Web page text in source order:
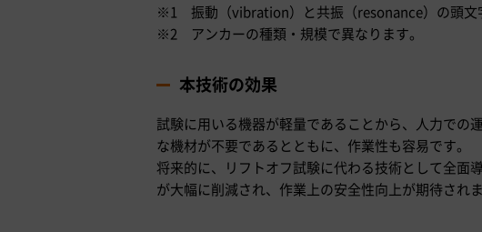
※1 振動（vibration）と共振（resonance）の頭文
※2 アンカーの種類・規模で異なります。
本技術の効果
試験に用いる機器が軽量であることから、人力での
な機材が不要であるとともに、作業性も容易です。
将来的に、リフトオフ試験に代わる技術として全面
が大幅に削減され、作業上の安全性向上が期待されま